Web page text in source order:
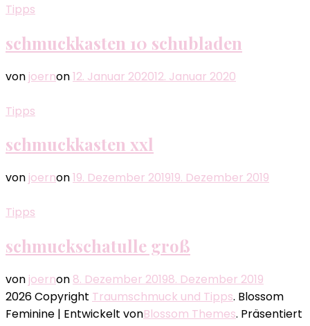
Tipps
schmuckkasten 10 schubladen
von joernon12. Januar 202012. Januar 2020
Tipps
schmuckkasten xxl
von joernon19. Dezember 201919. Dezember 2019
Tipps
schmuckschatulle groß
von joernon 8. Dezember 20198. Dezember 2019
2026 Copyright Traumschmuck und Tipps. Blossom
Feminine | Entwickelt vonBlossom Themes. Präsentiert